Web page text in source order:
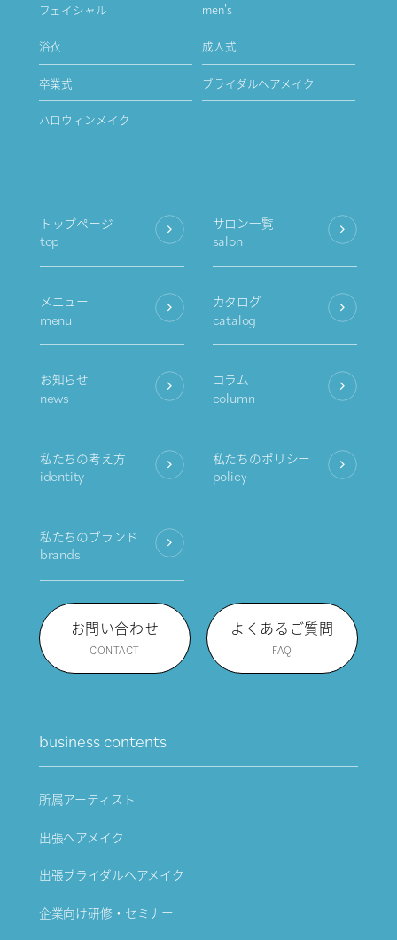
フェイシャル men's
浴衣 成人式
卒業式 ブライダルヘアメイク
ハロウィンメイク
トップページ
top
サロン一覧
salon
メニュー
menu
カタログ
catalog
お知らせ
news
コラム
column
私たちの考え方
identity
私たちのポリシー
policy
私たちのブランド
brands
お問い合わせ
CONTACT
よくあるご質問
FAQ
business contents
所属アーティスト
出張ヘアメイク
出張ブライダルヘアメイク
企業向け研修・セミナー